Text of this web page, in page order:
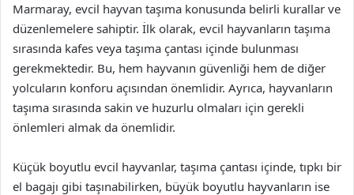
Marmaray, evcil hayvan taşıma konusunda belirli kurallar ve
düzenlemelere sahiptir. İlk olarak, evcil hayvanların taşıma
sırasında kafes veya taşıma çantası içinde bulunması
gerekmektedir. Bu, hem hayvanın güvenliği hem de diğer
yolcuların konforu açısından önemlidir. Ayrıca, hayvanların
taşıma sırasında sakin ve huzurlu olmaları için gerekli
önlemleri almak da önemlidir.
Küçük boyutlu evcil hayvanlar, taşıma çantası içinde, tıpkı bir
el bagajı gibi taşınabilirken, büyük boyutlu hayvanların ise